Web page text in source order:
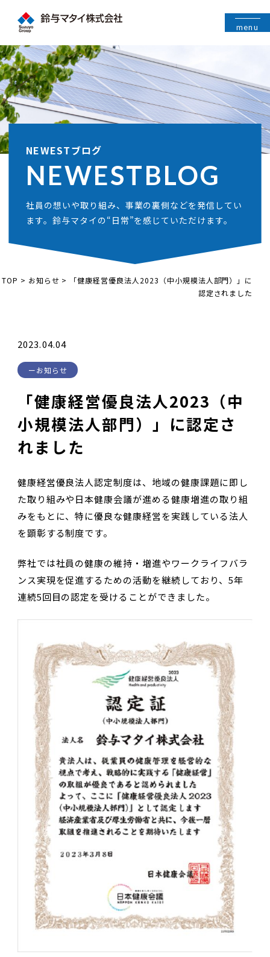
menu
NEWESTブログ
NEWESTBLOG
社員の想いや取り組み、事業の裏側などを発信してい
ます。鈴与マタイの“日常”を感じていただけます。
TOP > お知らせ >
「健康経営優良法人2023（中小規模法人部門）」に
認定されました
2023.04.04
お知らせ
「健康経営優良法人2023（中
小規模法人部門）」に認定さ
れました
健康経営優良法人認定制度は、地域の健康課題に即し
た取り組みや日本健康会議が進める健康増進の取り組
みをもとに、特に優良な健康経営を実践している法人
を顕彰する制度です。
弊社では社員の健康の維持・増進やワークライフバラ
ンス実現を促進するための活動を継続しており、5年
連続5回目の認定を受けることができました。